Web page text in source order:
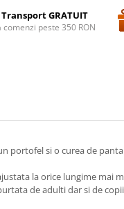
Transport GRATUIT
comenzi peste 350 RON
portofel si o curea de
la orice lungime mai
de adulti dar si de